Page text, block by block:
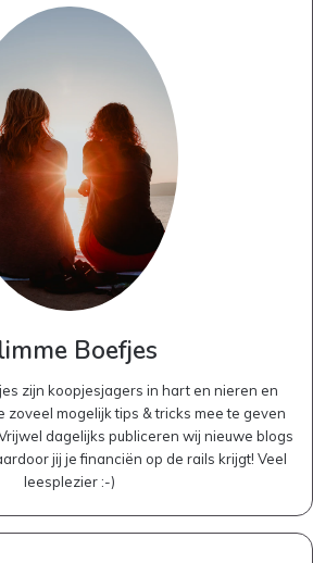
Boefjes
zijn koopjesjagers in hart en nieren en
zoveel mogelijk tips & tricks mee te geven
dagelijks publiceren wij nieuwe blogs
jij je financiën op de rails krijgt! Veel
leesplezier :-)